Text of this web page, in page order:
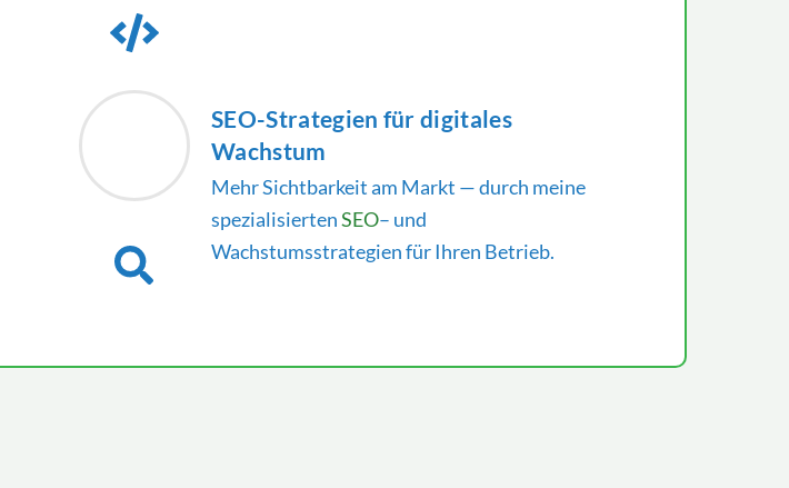
SEO-Strategien für digitales
Wachstum
Mehr Sichtbarkeit am Markt — durch meine
spezialisiertenSEO– und
Wachstumsstrategien für Ihren Betrieb.